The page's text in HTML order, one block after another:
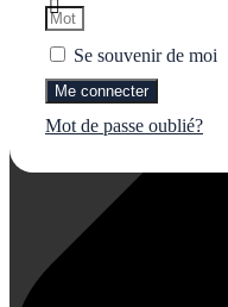
Se souvenir de moi
Me connecter
Mot de passe oublié?